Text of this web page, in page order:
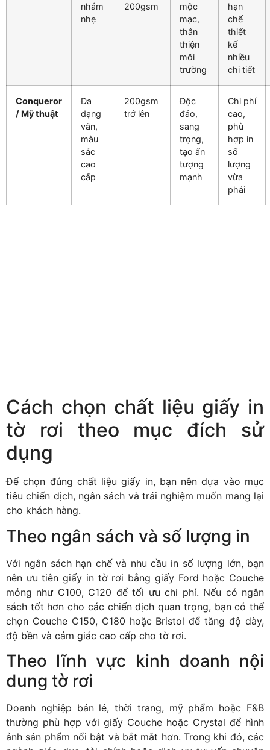
nhám
nhẹ
200gsm
mộc
mạc,
thân
thiện
môi
trường
hạn
chế
thiết
kế
nhiều
chi tiết
Conqueror
/ Mỹ thuật
Đa
dạng
vân,
màu
sắc
cao
cấp
200gsm
trở lên
Độc
đáo,
sang
trọng,
tạo ấn
tượng
mạnh
Chi phí
cao,
phù
hợp in
số
lượng
vừa
phải
Cách chọn chất liệu giấy in
tờ rơi theo mục đích sử
dụng
Để chọn đúng chất liệu giấy in, bạn nên dựa vào mục
tiêu chiến dịch, ngân sách và trải nghiệm muốn mang lại
cho khách hàng.
Theo ngân sách và số lượng in
Với ngân sách hạn chế và nhu cầu in số lượng lớn, bạn
nên ưu tiên giấy in tờ rơi bằng giấy Ford hoặc Couche
mỏng như C100, C120 để tối ưu chi phí. Nếu có ngân
sách tốt hơn cho các chiến dịch quan trọng, bạn có thể
chọn Couche C150, C180 hoặc Bristol để tăng độ dày,
độ bền và cảm giác cao cấp cho tờ rơi.
Theo lĩnh vực kinh doanh nội
dung tờ rơi
Doanh nghiệp bán lẻ, thời trang, mỹ phẩm hoặc F&B
thường phù hợp với giấy Couche hoặc Crystal để hình
ảnh sản phẩm nổi bật và bắt mắt hơn. Trong khi đó, các